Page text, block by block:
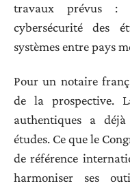
travaux prévus :
cybersécurité des
systèmes entre pays
Pour un notaire
de la prospective.
authentiques a
études. Ce que le
de référence
harmoniser ses